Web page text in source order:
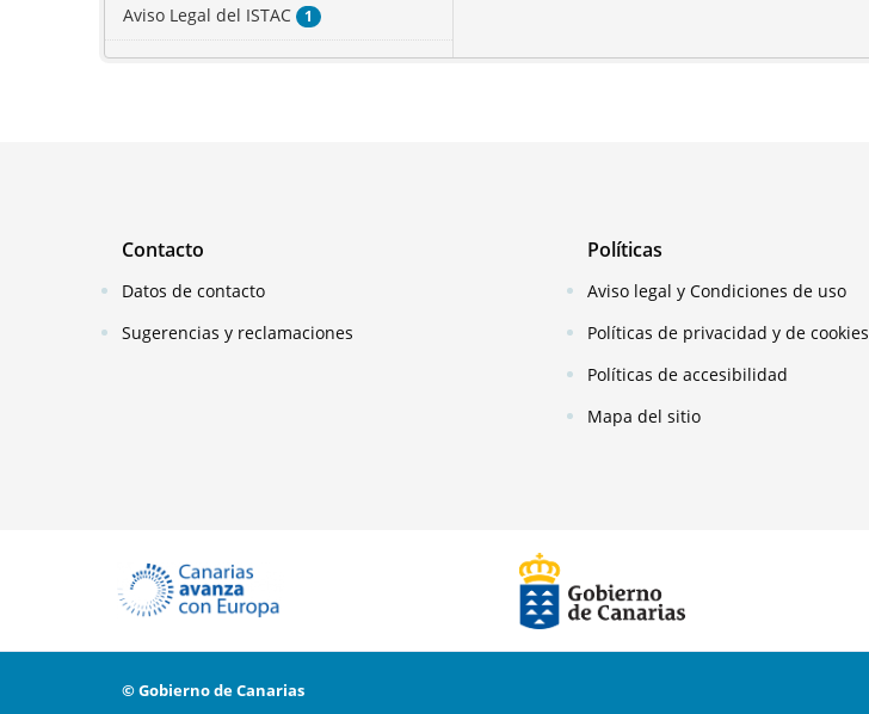
Aviso Legal del ISTAC 1
Contacto
Datos de contacto
Sugerencias y reclamaciones
Políticas
Aviso legal y Condiciones de uso
Políticas de privacidad y de cookies
Políticas de accesibilidad
Mapa del sitio
© Gobierno de Canarias